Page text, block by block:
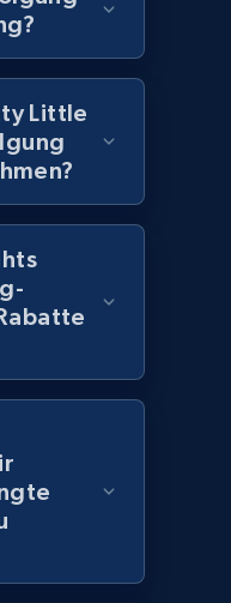
Jetzt anfangen
by
number,
Manufacturer,
Jetzt anfangen
products by
number,
Manufacturer,
Little